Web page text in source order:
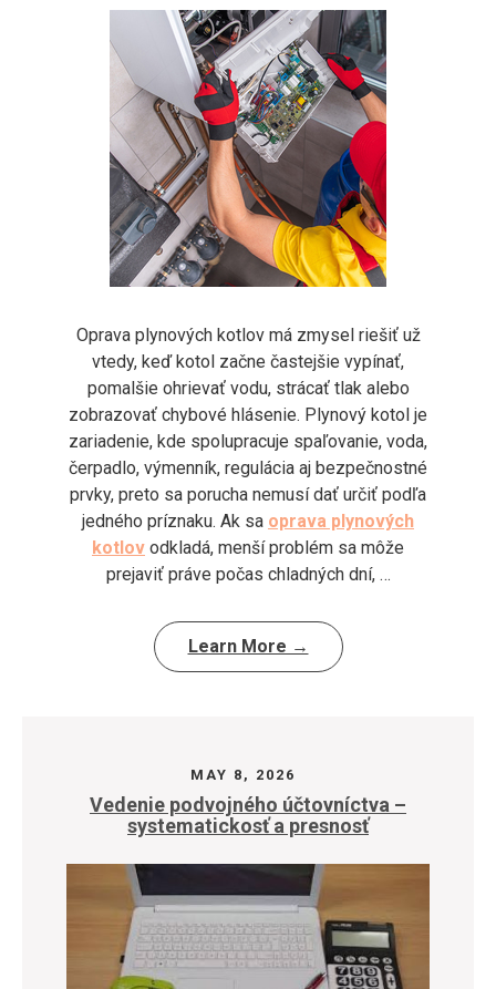
Oprava plynových kotlov má zmysel riešiť už
vtedy, keď kotol začne častejšie vypínať,
pomalšie ohrievať vodu, strácať tlak alebo
zobrazovať chybové hlásenie. Plynový kotol je
zariadenie, kde spolupracuje spaľovanie, voda,
čerpadlo, výmenník, regulácia aj bezpečnostné
prvky, preto sa porucha nemusí dať určiť podľa
jedného príznaku. Ak sa oprava plynových
kotlov odkladá, menší problém sa môže
prejaviť práve počas chladných dní, …
Learn More →
MAY 8, 2026
Vedenie podvojného účtovníctva –
systematickosť a presnosť